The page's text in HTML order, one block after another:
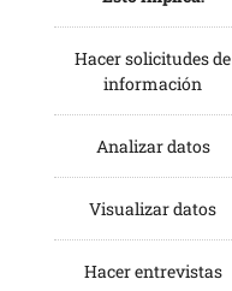
Hacer solicitudes de
información
Analizar datos
Visualizar datos
Hacer entrevistas